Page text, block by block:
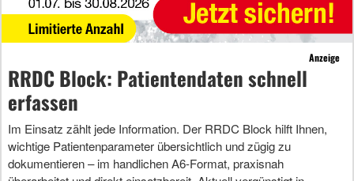
Anzeige
RRDC Block: Patientendaten schnell
erfassen
Im Einsatz zählt jede Information. Der RRDC Block hilft Ihnen,
wichtige Patientenparameter übersichtlich und zügig zu
dokumentieren – im handlichen A6-Format, praxisnah